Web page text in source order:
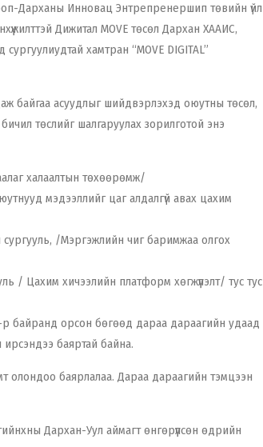
Дарханы Инновац Энтрепренершип төвийн үйл
Дижитал MOVE төсөл Дархан ХААИС,
хамтран “MOVE DIGITAL”
байгаа асуудлыг шийдвэрлэхэд оюутны төсөл,
төслийг шалгаруулах зорилготой энэ
халаалтын төхөөрөмж/
мэдээллийг цаг алдалгүй авах цахим
/Мэргэжлийн чиг баримжаа олгох
/ Цахим хичээлийн платформ хөгжүүлэлт/ тус тус
байранд орсон бөгөөд дараа дараагийн удаад
баяртай байна.
олондоо баярлалаа. Дараа дараагийн тэмцээн
Дархан-Уул аймагт өнгөрүүлсөн өдрийн